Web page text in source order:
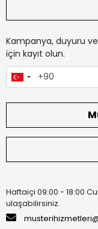
Kampanya, duyuru
için kayıt olun.
Haftaiçi 09:00 - 18:00
ulaşabilirsiniz.